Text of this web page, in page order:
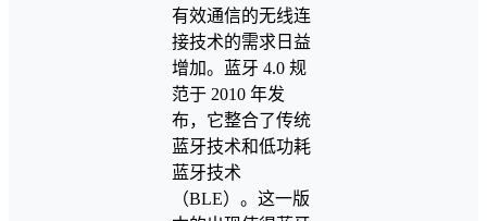
有效通信的无线连
接技术的需求日益
增加。蓝牙 4.0 规
范于 2010 年发
布，它整合了传统
蓝牙技术和低功耗
蓝牙技术
（BLE）。这一版